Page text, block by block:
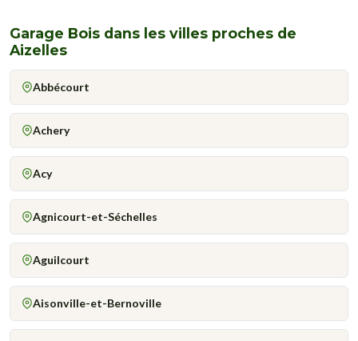
Garage Bois dans les villes proches de
Aizelles
Abbécourt
Achery
Acy
Agnicourt-et-Séchelles
Aguilcourt
Aisonville-et-Bernoville